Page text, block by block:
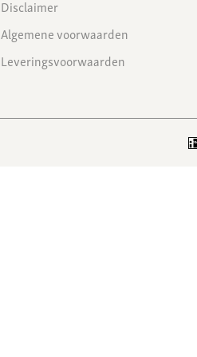
Disclaimer
Algemene voorwaarden
Leveringsvoorwaarden